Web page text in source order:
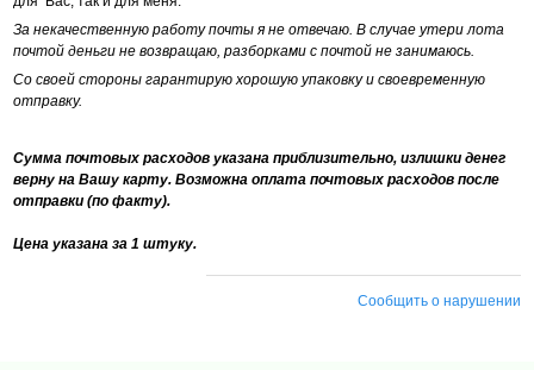
За некачественную работу почты я не отвечаю. В случае утери лота
почтой деньги не возвращаю, разборками с почтой не занимаюсь.
Со своей стороны гарантирую хорошую упаковку и своевременную
отправку.
Сумма почтовых расходов указана приблизительно, излишки денег
верну на Вашу карту. Возможна оплата почтовых расходов после
отправки (по факту).
Цена указана за 1 штуку.
Сообщить о нарушении